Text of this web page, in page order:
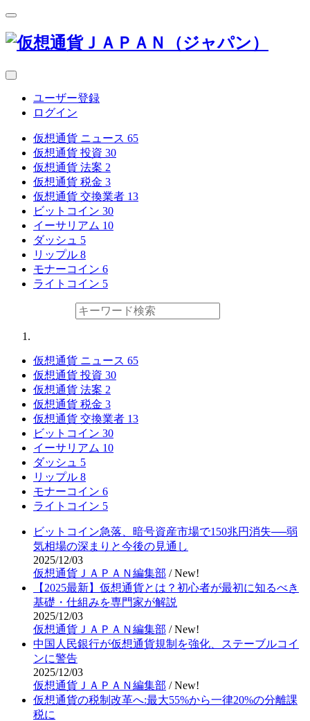
ユーザー登録
ログイン
仮想通貨 ニュース 65
仮想通貨 投資 30
仮想通貨 法案 2
仮想通貨 税金 3
仮想通貨 交換業者 13
ビットコイン 30
イーサリアム 10
ダッシュ 5
リップル 8
モナーコイン 6
ライトコイン 5
仮想通貨 ニュース 65
仮想通貨 投資 30
仮想通貨 法案 2
仮想通貨 税金 3
仮想通貨 交換業者 13
ビットコイン 30
イーサリアム 10
ダッシュ 5
リップル 8
モナーコイン 6
ライトコイン 5
ビットコイン急落、暗号資産市場で150兆円消失──弱
気相場の深まりと今後の見通し
2025/12/03
仮想通貨ＪＡＰＡＮ編集部 /New!
【2025最新】仮想通貨とは？初心者が最初に知るべき
基礎・仕組みを専門家が解説
2025/12/03
仮想通貨ＪＡＰＡＮ編集部 /New!
中国人民銀行が仮想通貨規制を強化、ステーブルコイ
ンに警告
2025/12/03
仮想通貨ＪＡＰＡＮ編集部 /New!
仮想通貨の税制改革へ:最大55%から一律20%の分離課
税に